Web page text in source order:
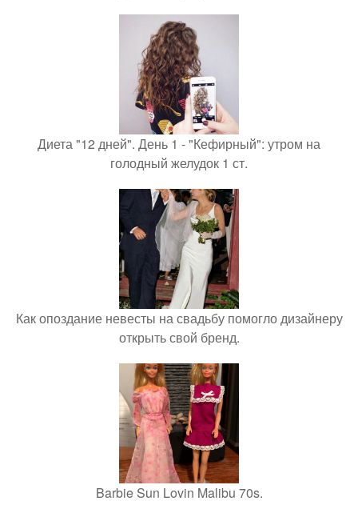
Диета "12 дней". День 1 - "Кефирный": утром на
голодный желудок 1 ст.
Как опоздание невесты на свадьбу помогло дизайнеру
открыть свой бренд.
Barbie Sun Lovin Malibu 70s.